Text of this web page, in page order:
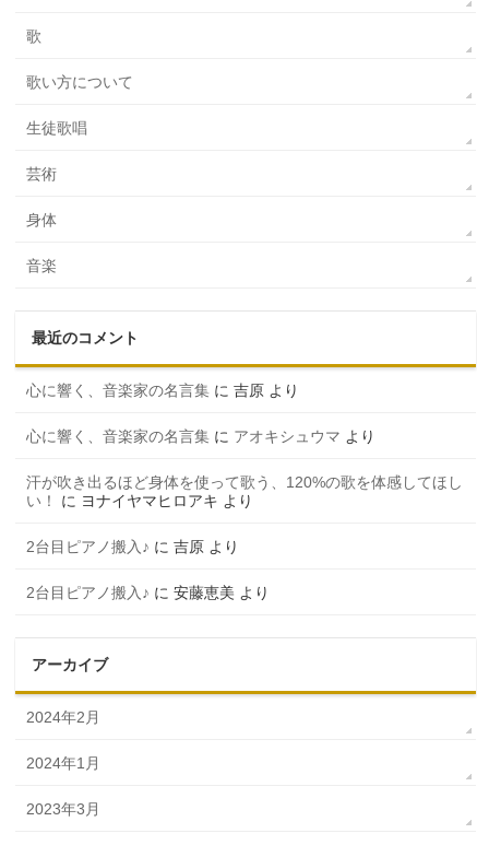
歌
歌い方について
生徒歌唱
芸術
身体
音楽
最近のコメント
心に響く、音楽家の名言集 に吉原 より
心に響く、音楽家の名言集 に アオキシュウマ より
汗が吹き出るほど身体を使って歌う、120%の歌を体感してほし
い！
に ヨナイヤマヒロアキ より
2台目ピアノ搬入♪ に吉原 より
2台目ピアノ搬入♪ に安藤恵美 より
アーカイブ
2024年2月
2024年1月
2023年3月